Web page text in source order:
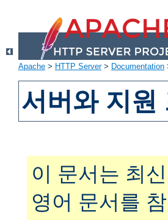
Apache > HTTP Server> Documentation
서버와 지원
이 문서는 최
영어 문서를